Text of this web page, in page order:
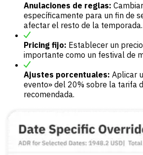
Anulaciones de reglas:
específicamente para un fin de
afectar el resto de la temporada.
Pricing fijo: Establecer un
importante como un festival de
Ajustes porcentuales: Aplicar
evento» del 20% sobre la tarifa
recomendada.